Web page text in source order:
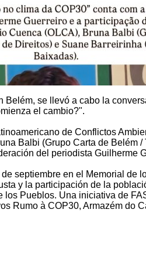
Belém, se llevó a cabo la
el cambio?".
de Conflictos
Balbi (Grupo Carta de Belém
del periodista Guilherme
septiembre en el Memorial de
y la participación de la
los Pueblos. Una iniciativa de
Rumo à COP30, Armazém do